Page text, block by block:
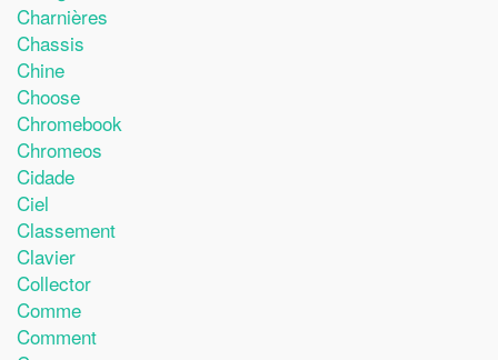
Charnières
Chassis
Chine
Choose
Chromebook
Chromeos
Cidade
Ciel
Classement
Clavier
Collector
Comme
Comment